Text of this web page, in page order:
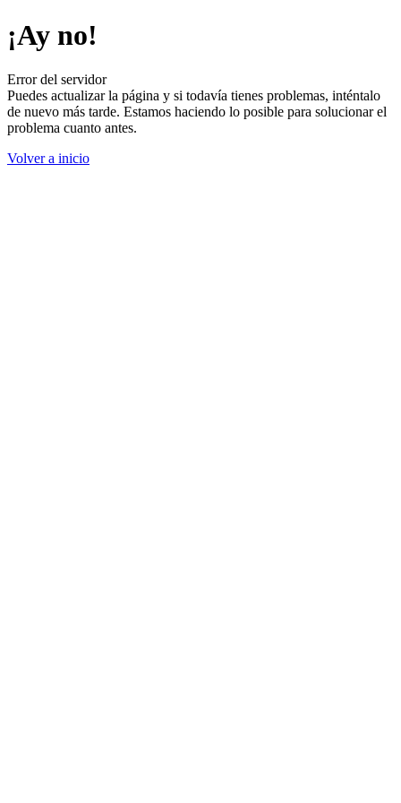
¡Ay no!
Error del servidor
Puedes actualizar la página y si todavía tienes problemas, inténtalo
de nuevo más tarde. Estamos haciendo lo posible para solucionar el
problema cuanto antes.
Volver a inicio